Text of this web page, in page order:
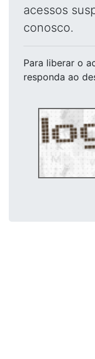
acessos
conosco.
Para liberar o
responda ao